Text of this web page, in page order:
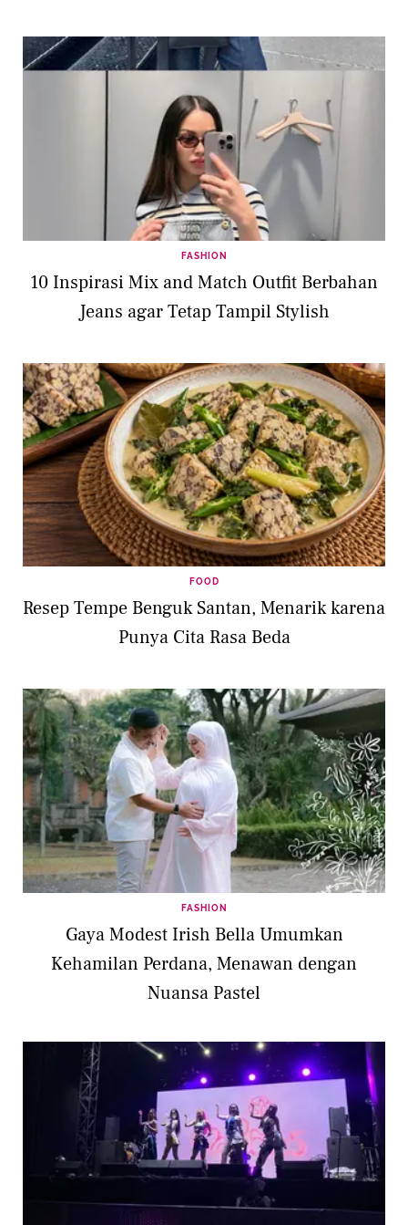
FASHION
10 Inspirasi Mix and Match Outfit Berbahan
Jeans agar Tetap Tampil Stylish
FOOD
Resep Tempe Benguk Santan, Menarik karena
Punya Cita Rasa Beda
FASHION
Gaya Modest Irish Bella Umumkan
Kehamilan Perdana, Menawan dengan
Nuansa Pastel